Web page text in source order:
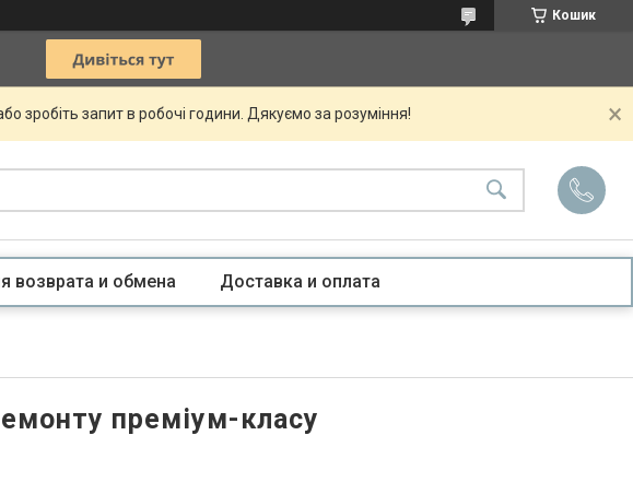
Кошик
зробіть запит в робочі години. Дякуємо за розуміння!
возврата и обмена Доставка и оплата
преміум-класу